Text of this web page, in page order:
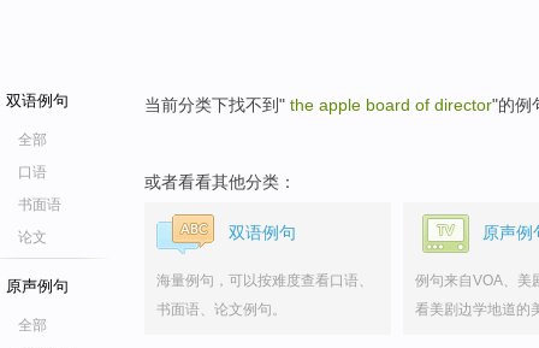
双语例句
全部
口语
书面语
论文
原声例句
全部
当前分类下找不到" the apple board of director"的例
或者看看其他分类：
双语例句
海量例句，可以按难度查看口语、
书面语、论文例句。
原声例
例句来自VOA、美
看美剧边学地道的